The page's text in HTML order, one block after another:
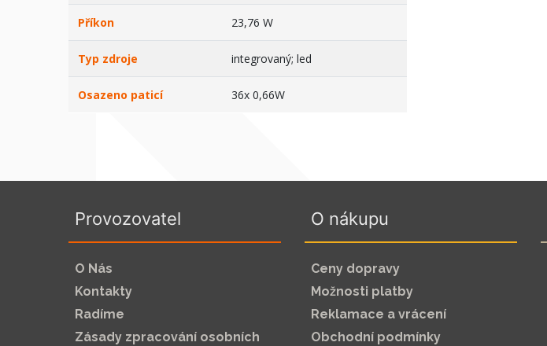
Příkon 23,76 W
Typ zdroje integrovaný; led
Osazeno paticí 36x 0,66W
Provozovatel
O Nás
Kontakty
Radíme
Zásady zpracování osobních
O nákupu
Ceny dopravy
Možnosti platby
Reklamace a vrácení
Obchodní podmínky